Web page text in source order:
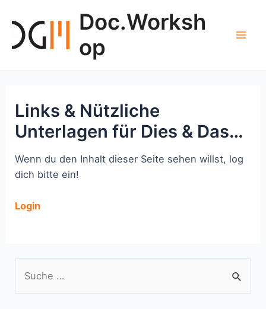
Inhalt
springen
Doc.Worksh
op
Links & Nützliche
Unterlagen für Dies & Das…
Wenn du den Inhalt dieser Seite sehen willst, log
dich bitte ein!
Login